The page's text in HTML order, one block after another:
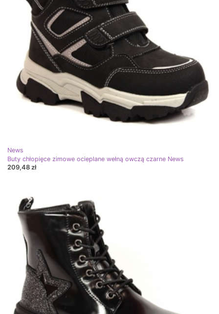
News
Buty chłopięce zimowe ocieplane wełną owczą czarne News
209,48 zł